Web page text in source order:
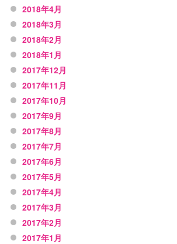
2018年4月
2018年3月
2018年2月
2018年1月
2017年12月
2017年11月
2017年10月
2017年9月
2017年8月
2017年7月
2017年6月
2017年5月
2017年4月
2017年3月
2017年2月
2017年1月